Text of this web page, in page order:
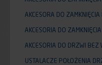
AKCESORA DO ZAMKNIĘCIA
AKCESORIA DO
AKCESORIA DO DRZWI BEZ
USTALACZE POŁOŻENIA